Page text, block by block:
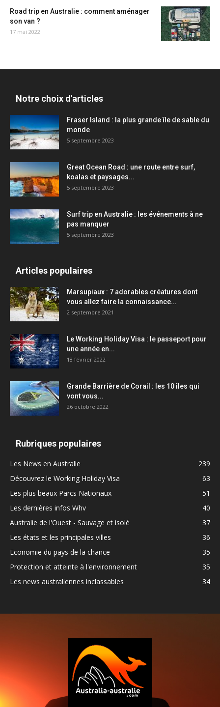
Road trip en Australie : comment aménager
son van ?
17 mai 2022
Notre choix d'articles
Fraser Island : la plus grande île de sable du
monde
5 septembre 2023
Great Ocean Road : une route entre surf,
koalas et paysages...
5 septembre 2023
Surf trip en Australie : les événements à ne
pas manquer
5 septembre 2023
Articles populaires
Marsupiaux : 7 adorables créatures dont
vous allez faire la connaissance...
2 septembre 2021
Le Working Holiday Visa : le passeport pour
une année en...
18 février 2022
Grande Barrière de Corail : les 10 îles qui
vont vous...
26 octobre 2022
Rubriques populaires
Les News en Australie
239
Découvrez le Working Holiday Visa
63
Les plus beaux Parcs Nationaux
51
Les dernières infos Whv
40
Australie de l'Ouest - Sauvage et isolé
37
Les états et les principales villes
36
Economie du pays de la chance
35
Protection et atteinte à l'environnement
35
Les news australiennes inclassables
34